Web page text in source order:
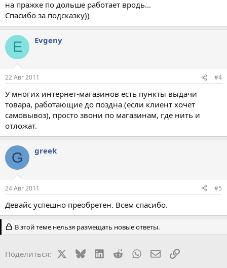
на пражке по дольше работает вродь...
Спасибо за подсказку))
E Evgeny
22 Авг 2011 #4
У многих интернет-магазинов есть пункты выдачи
товара, работающие до поздна (если клиент хочет
самовывоз), просто звони по магазинам, где нить и
отложат.
G greek
24 Авг 2011 #5
Девайс успешно преобретен. Всем спасибо.
В этой теме нельзя размещать новые ответы.
Поделиться: BlueskyLinkedIn
RedditWhatsAppЭлектронная
Ссылка